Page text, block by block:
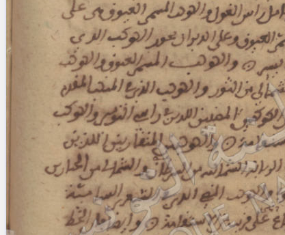
Arabic Works
Arabic Manuscripts
Latin Works
Latin Manuscripts
Latin Early Prints
Images
Texts
betaGlossary
Resources